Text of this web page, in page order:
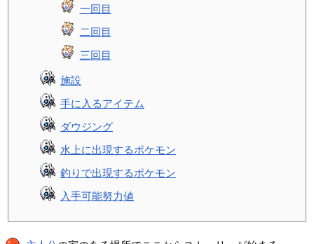
一回目
二回目
三回目
施設
手に入るアイテム
ダウジング
水上に出現するポケモン
釣りで出現するポケモン
入手可能努力値